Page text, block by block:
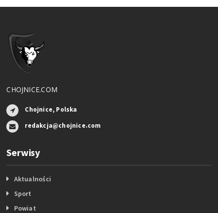
CHOJNICE.COM
Chojnice, Polska
redakcja@chojnice.com
Serwisy
Aktualności
Sport
Powiat